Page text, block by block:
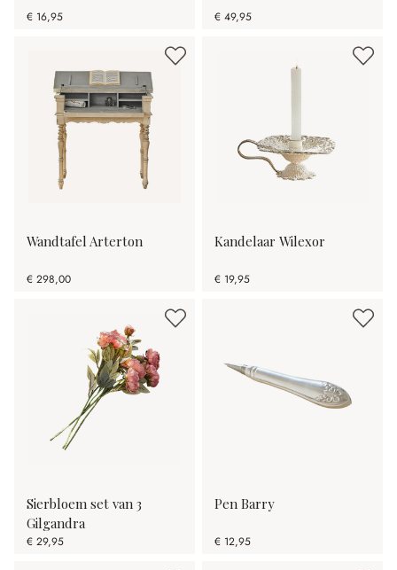
€ 16,95 € 49,95
Wandtafel Arterton
€ 298,00
Kandelaar Wilexor
€ 19,95
Sierbloem set van 3
Gilgandra
€ 29,95
Pen Barry
€ 12,95